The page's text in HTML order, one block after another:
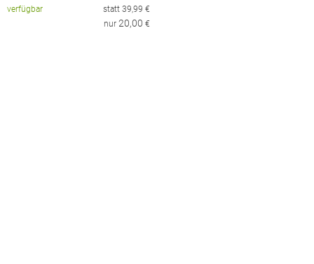
verfügbar
statt 39,99 €
nur 20,00 €